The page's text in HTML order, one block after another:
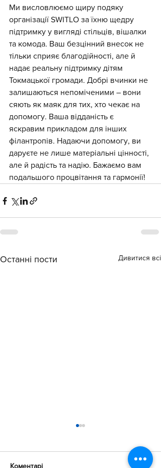
Ми висловлюємо щиру подяку
організації SWITLO за їхню щедру
підтримку у вигляді стільців, вішалки
та комода. Ваш безцінний внесок не
тільки сприяє благодійності, але й
надає реальну підтримку дітям
Токмацької громади. Добрі вчинки не
залишаються непоміченими – вони
сяють як маяк для тих, хто чекає на
допомогу. Ваша відданість є
яскравим прикладом для інших
філантропів. Надаючи допомогу, ви
даруєте не лише матеріальні цінності,
але й радість та надію. Бажаємо вам
подальшого процвітання та гармонії!
Останні пости Дивитися всі
Коментарі